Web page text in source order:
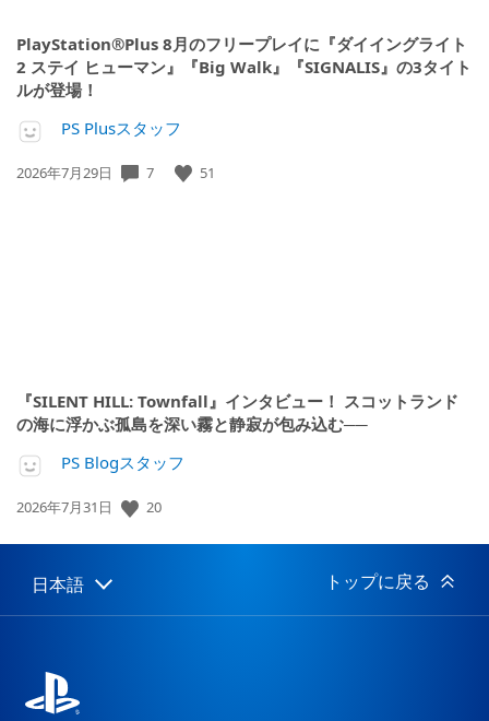
PlayStation®Plus 8月のフリープレイに『ダイイングライト
2 ステイ ヒューマン』『Big Walk』『SIGNALIS』の3タイト
ルが登場！
PS Plusスタッフ
公
2026年7月29日 7 51
『SILENT HILL: Townfall』インタビュー！ スコットランド
の海に浮かぶ孤島を深い霧と静寂が包み込む──
PS Blogスタッフ
公
日:
2026年7月31日 20
Select
a
Current
region:
日本語 トップに戻る